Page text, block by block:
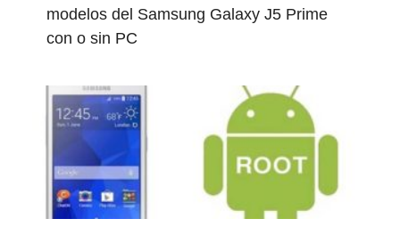
modelos del Samsung Galaxy J5 Prime
con o sin PC